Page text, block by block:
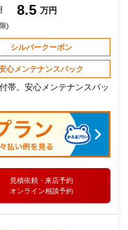
8.5 万円
)
シルバークーポン
心メンテナンスパック
帯。安心メンテナンスパッ
見積依頼・ 来店予約
オンライン相談予約